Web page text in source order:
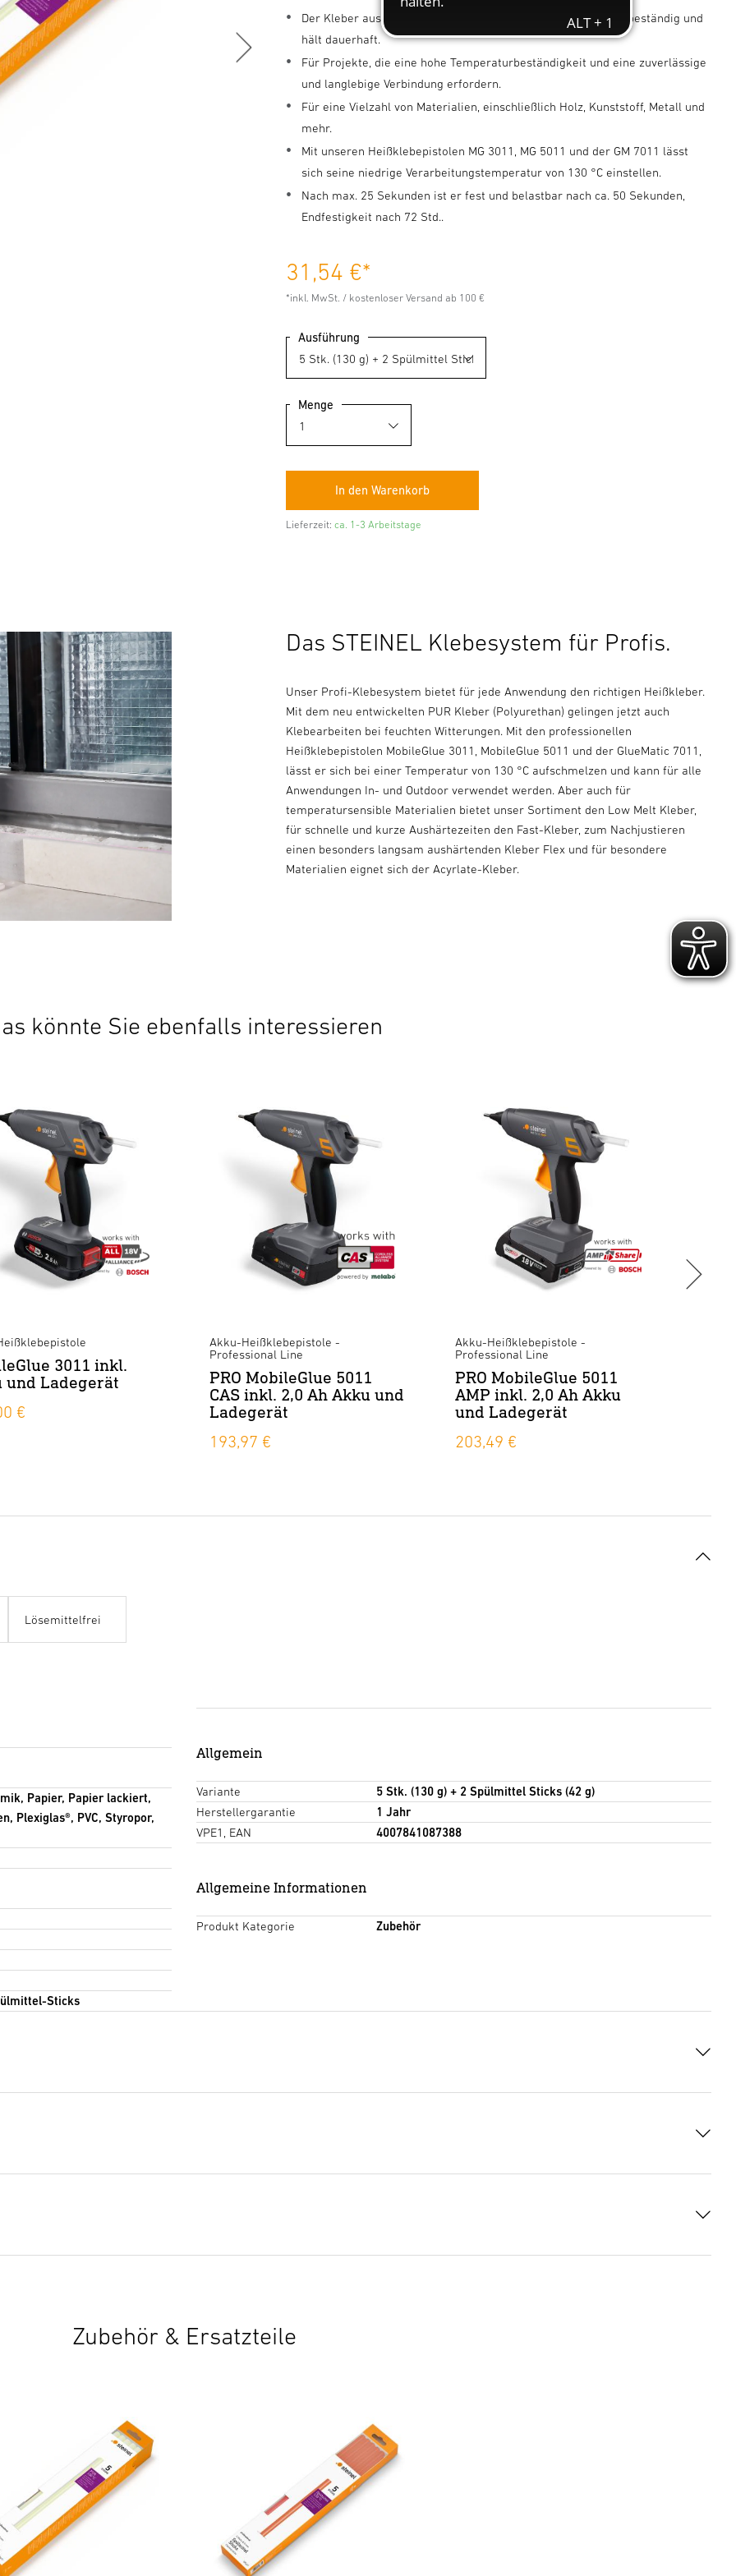
Der Kleber aus Polyurethan ist witterungs- und feuchtigkeitsbeständig und
hält dauerhaft.
Für Projekte, die eine hohe Temperaturbeständigkeit und eine zuverlässige
und langlebige Verbindung erfordern.
Für eine Vielzahl von Materialien, einschließlich Holz, Kunststoff, Metall und
mehr.
Mit unseren Heißklebepistolen MG 3011, MG 5011 und der GM 7011 lässt
sich seine niedrige Verarbeitungstemperatur von 130 °C einstellen.
Nach max. 25 Sekunden ist er fest und belastbar nach ca. 50 Sekunden,
Endfestigkeit nach 72 Std..
31,54 €*
*inkl. MwSt. / kostenloser Versand ab 100 €
Ausführung
Menge
Lieferzeit: ca. 1-3 Arbeitstage
Das STEINEL Klebesystem für Profis.
Unser Profi-Klebesystem bietet für jede Anwendung den richtigen Heißkleber.
Mit dem neu entwickelten PUR Kleber (Polyurethan) gelingen jetzt auch
Klebearbeiten bei feuchten Witterungen. Mit den professionellen
Heißklebepistolen MobileGlue 3011, MobileGlue 5011 und der GlueMatic 7011,
lässt er sich bei einer Temperatur von 130 °C aufschmelzen und kann für alle
Anwendungen In- und Outdoor verwendet werden. Aber auch für
temperatursensible Materialien bietet unser Sortiment den Low Melt Kleber,
für schnelle und kurze Aushärtezeiten den Fast-Kleber, zum Nachjustieren
einen besonders langsam aushärtenden Kleber Flex und für besondere
Materialien eignet sich der Acyrlate-Kleber.
könnte Sie ebenfalls interessieren
3011 inkl.
und Ladegerät
€
Akku-Heißklebepistole -
Professional Line
PRO MobileGlue 5011
CAS inkl. 2,0 Ah Akku und
Ladegerät
193,97 €
Akku-Heißklebepistole -
Professional Line
PRO MobileGlue 5011
AMP inkl. 2,0 Ah Akku
und Ladegerät
203,49 €
Lösemittelfrei
Papier, Papier lackiert,
Plexiglas®, PVC, Styropor,
Sticks
Allgemein
Variante
5 Stk. (130 g) + 2 Spülmittel Sticks (42 g)
Herstellergarantie
1 Jahr
VPE1, EAN
4007841087388
Allgemeine Informationen
Produkt Kategorie Zubehör
Informationsmaterial(PDF, 2146 KB)
Zubehör & Ersatzteile